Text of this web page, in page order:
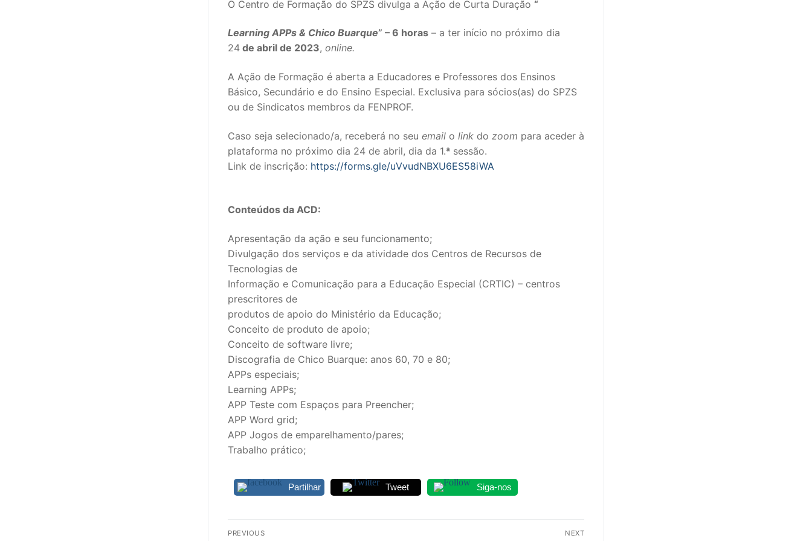
sindicalização
Sectores
PRÉ-ESCOLAR
1º CICLO
2º/3º CEB / SECUNDÁRIO
EDUCAÇÃO ESPECIAL
PARTICULAR / IPSS / MISERICÓRDIAS
ENSINO SUPERIOR
PROFESSORES CONTRATADOS
DOCENTES APOSENTADOS
Formação
Área de Sócios
Revista Intervir
Contactos
O Centro de Formação do SPZS divulga a Ação de Curta Duração “
Learning APPs & Chico Buarque” – 6 horas – a ter início no próximo dia
24 de abril de 2023, online.
A Ação de Formação é aberta a Educadores e Professores dos Ensinos
Básico, Secundário e do Ensino Especial. Exclusiva para sócios(as) do SPZS
ou de Sindicatos membros da FENPROF.
Caso seja selecionado/a, receberá no seu email o link do zoom para aceder à
plataforma no próximo dia 24 de abril, dia da 1.ª sessão.
Link de inscrição: https://forms.gle/uVvudNBXU6ES58iWA
Conteúdos da ACD:
Apresentação da ação e seu funcionamento;
Divulgação dos serviços e da atividade dos Centros de Recursos de
Tecnologias de
Informação e Comunicação para a Educação Especial (CRTIC) – centros
prescritores de
produtos de apoio do Ministério da Educação;
Conceito de produto de apoio;
Conceito de software livre;
Discografia de Chico Buarque: anos 60, 70 e 80;
APPs especiais;
Learning APPs;
APP Teste com Espaços para Preencher;
APP Word grid;
APP Jogos de emparelhamento/pares;
Trabalho prático;
Partilhar Tweet Siga-nos
Navegação
PREVIOUS NEXT